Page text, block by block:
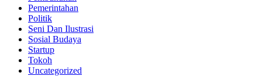
Pemerintahan
Politik
Seni Dan Ilustrasi
Sosial Budaya
Startup
Tokoh
Uncategorized